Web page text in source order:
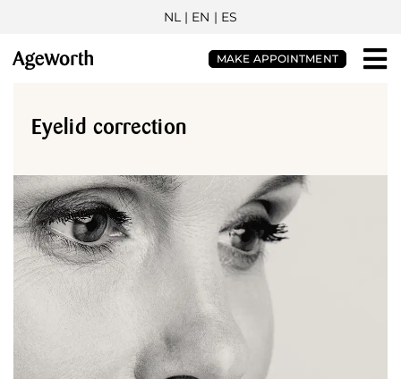
NL| EN | ES
MAKE APPOINTMENT
Eyelid correction